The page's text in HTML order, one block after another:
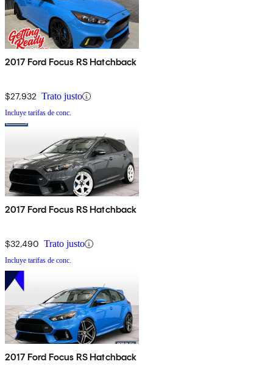
2017 Ford Focus RS Hatchback
$27,932 Trato justo
Incluye tarifas de conc.
2017 Ford Focus RS Hatchback
$32,490 Trato justo
Incluye tarifas de conc.
2017 Ford Focus RS Hatchback